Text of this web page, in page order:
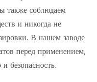
также соблюдаем
и никогда не
В нашем заводе
перед применением,
безопасность.